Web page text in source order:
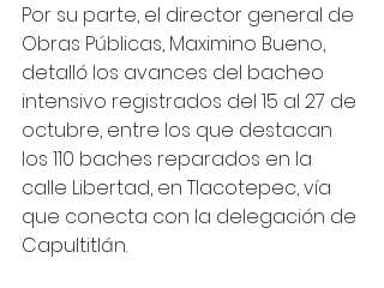
Por su parte, el director general de
Obras Públicas, Maximino Bueno,
detalló los avances del bacheo
intensivo registrados del 15 al 27 de
octubre, entre los que destacan
los 110 baches reparados en la
calle Libertad, en Tlacotepec, vía
que conecta con la delegación de
Capultitlán.